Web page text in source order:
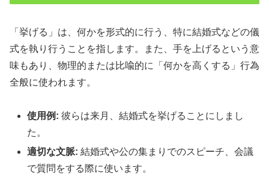
「挙げる」は、何かを形式的に行う、特に結婚式などの儀
式を執り行うことを指します。また、手を上げるという意
味もあり、物理的または比喩的に「何かを高くする」行為
全般に使われます。
使用例: 彼らは来月、結婚式を挙げることにしまし
た。
適切な文脈: 結婚式や公の集まりでのスピーチ、会議
で質問をする際に使います。